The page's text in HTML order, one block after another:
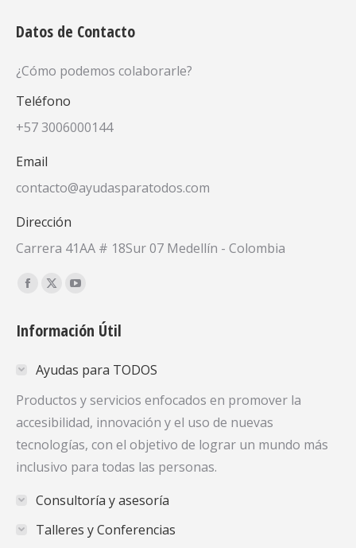
Datos de Contacto
¿Cómo podemos colaborarle?
Teléfono
+57 3006000144
Email
contacto@ayudasparatodos.com
Dirección
Carrera 41AA # 18Sur 07 Medellín - Colombia
Encuéntranos en:
Facebook
opens
new
window
X
opens
new
window
YouTube
opens
new
window
Información Útil
Ayudas para TODOS
Productos y servicios enfocados en promover la
accesibilidad, innovación y el uso de nuevas
tecnologías, con el objetivo de lograr un mundo más
inclusivo para todas las personas.
Consultoría y asesoría
Talleres y Conferencias